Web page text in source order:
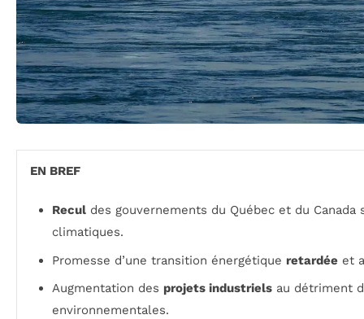
EN BREF
Recul des gouvernements du Québec et du Canada
climatiques.
Promesse d’une transition énergétique retardée et
Augmentation des projets industriels au détriment
environnementales.